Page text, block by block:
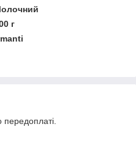
г
передоплаті.